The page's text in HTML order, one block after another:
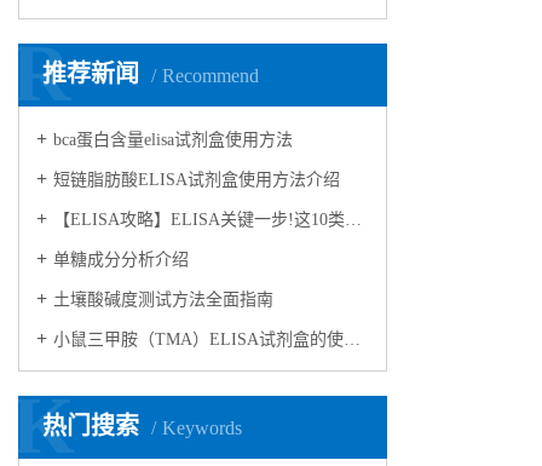
推荐新闻 Recommend
R
bca蛋白含量elisa试剂盒使用方法
短链脂肪酸ELISA试剂盒使用方法介绍
【ELISA攻略】ELISA关键一步!这10类样品要如何处理?
​单糖成分分析介绍
​土壤酸碱度测试方法全面指南
小鼠三甲胺（TMA）ELISA试剂盒的使用方法
热门搜索 Keywords
K